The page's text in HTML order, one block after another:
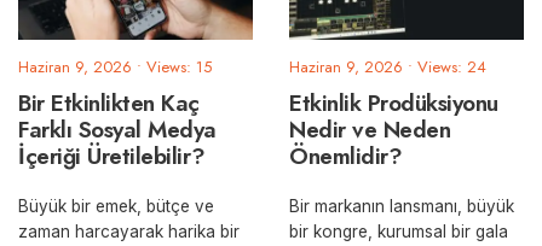
Haziran 9, 2026 • Views: 15
Bir Etkinlikten Kaç
Farklı Sosyal Medya
İçeriği Üretilebilir?
Büyük bir emek, bütçe ve
zaman harcayarak harika bir
Haziran 9, 2026 • Views: 24
Etkinlik Prodüksiyonu
Nedir ve Neden
Önemlidir?
Bir markanın lansmanı, büyük
bir kongre, kurumsal bir gala